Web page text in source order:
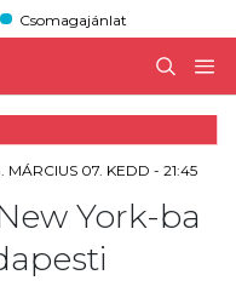
Csomagajánlat
MÁRCIUS 07. KEDD - 21:45
York-ba